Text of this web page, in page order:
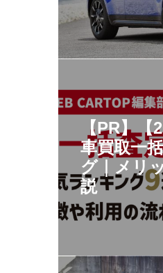
【PR】
車買取一
グ｜メリ
説